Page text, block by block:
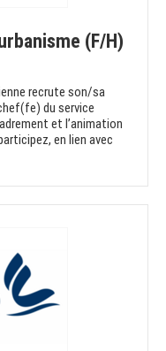
(F/H)
recrute son/sa
du service
et l’animation
en lien avec